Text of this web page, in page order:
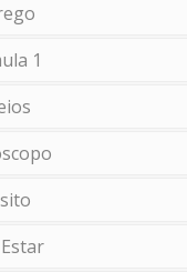
1